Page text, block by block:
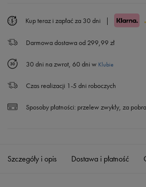
Powiadom o dostępności
Powiadom o dostępności
Kup teraz i zapłać za 30 dni |
Darmowa dostawa od 299,99 zł
30 dni na zwrot, 60 dni w Klubie
Czas realizacji 1-5 dni roboczych
Sposoby płatności: przelew zwykły, za
Szczegóły i opis Dostawa i płatność